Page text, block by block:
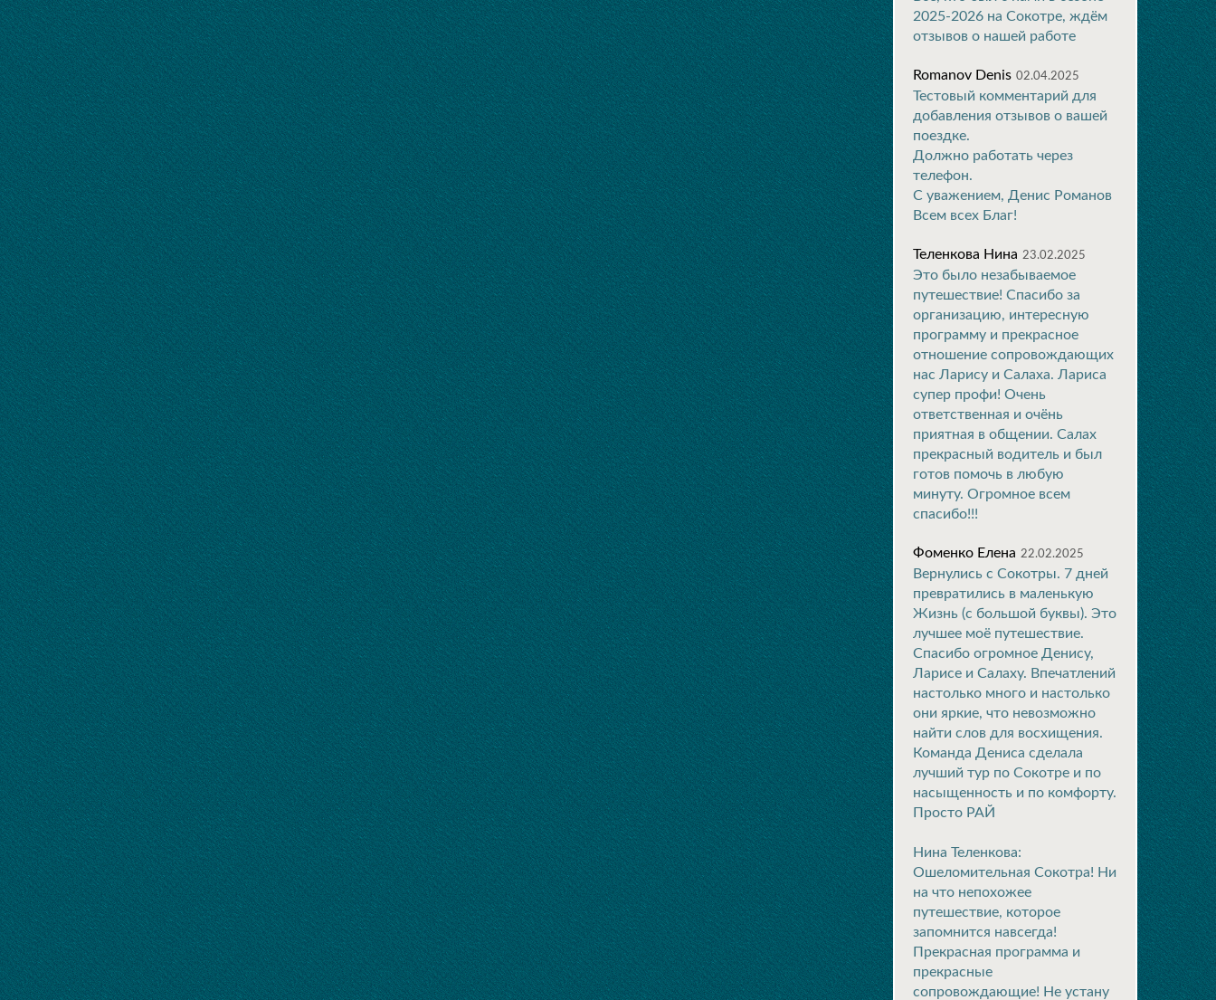
2025-2026 на Сокотре, ждём
отзывов о нашей работе
Romanov Denis 02.04.2025
Тестовый комментарий для
добавления отзывов о вашей
поездке.
Должно работать через
телефон.
С уважением, Денис Романов
Всем всех Благ!
Теленкова Нина 23.02.2025
Это было незабываемое
путешествие! Спасибо за
организацию, интересную
программу и прекрасное
отношение сопровождающих
нас Ларису и Салаха. Лариса
супер профи! Очень
ответственная и очёнь
приятная в общении. Салах
прекрасный водитель и был
готов помочь в любую
минуту. Огромное всем
спасибо!!!
Фоменко Елена 22.02.2025
Вернулись с Сокотры. 7 дней
превратились в маленькую
Жизнь (с большой буквы). Это
лучшее моё путешествие.
Спасибо огромное Денису,
Ларисе и Салаху. Впечатлений
настолько много и настолько
они яркие, что невозможно
найти слов для восхищения.
Команда Дениса сделала
лучший тур по Сокотре и по
насыщенность и по комфорту.
Просто РАЙ
Нина Теленкова:
Ошеломительная Сокотра! Ни
на что непохожее
путешествие, которое
запомнится навсегда!
Прекрасная программа и
прекрасные
сопровождающие! Не устану